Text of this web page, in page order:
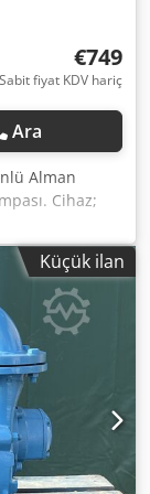
€749
Sabit fiyat KDV hariç
Ara
Alman
Cihaz;
CNC ve
fazlı motor
üzerine
Model:
Tip:
48 m³/saat (60
(abs) Motor
Dcedpfxjziw
(60 Hz)
Seri numarası:
Küçük ilan